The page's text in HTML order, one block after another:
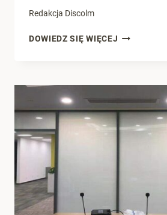
Redakcja Discolm
DOWIEDZ SIĘ WIĘCEJ IMPORTOWE
–
TOWAR
„ZBYT
MODNY”